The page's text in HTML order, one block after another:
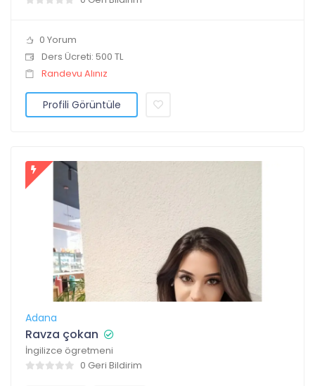
0 Yorum
Ders Ücreti: 500 TL
Randevu Alınız
Profili Görüntüle
Adana
Ravza çokan
İngilizce ögretmeni
0 Geri Bildirim